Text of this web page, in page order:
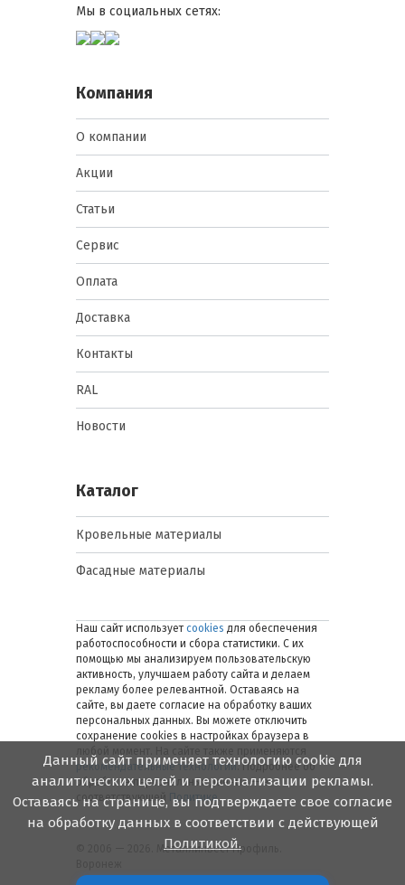
Мы в социальных сетях:
Компания
О компании
Акции
Статьи
Сервис
Оплата
Доставка
Контакты
RAL
Новости
Каталог
Кровельные материалы
Фасадные материалы
Наш сайт использует cookies для обеспечения
работоспособности и сбора статистики. С их
помощью мы анализируем пользовательскую
активность, улучшаем работу сайта и делаем
рекламу более релевантной. Оставаясь на
сайте, вы даете согласие на обработку ваших
персональных данных. Вы можете отключить
сохранение cookies в настройках браузера в
рекомендательные технологии. Подробнее об
обработке персональных данных — в
соответствующей
Политике.
© 2006 — 2026. Металлинвест Профиль.
Данный сайт применяет технологию cookie для
аналитических целей и персонализации рекламы.
Оставаясь на странице, вы подтверждаете свое согласие
на обработку данных в соответствии с действующей
Политикой.